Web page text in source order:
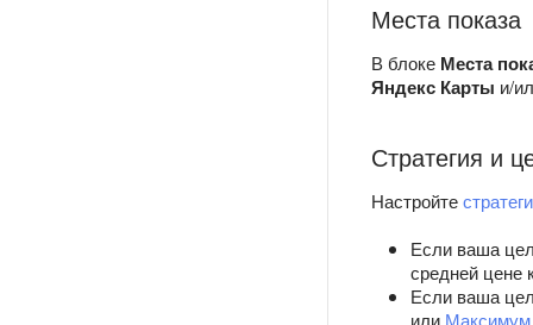
Места показа
В блоке Места
Яндекс Карты и/
Стратегия и
Настройте
Если ваша
средней цене
Если ваша